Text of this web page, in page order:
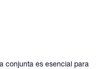
conjunta es esencial para